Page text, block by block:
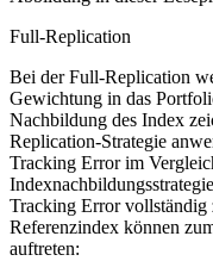
Bei der Full-Replication
Gewichtung in das
Nachbildung des Index
Replication-Strategie
Tracking Error im
Tracking Error vollständig
Referenzindex können